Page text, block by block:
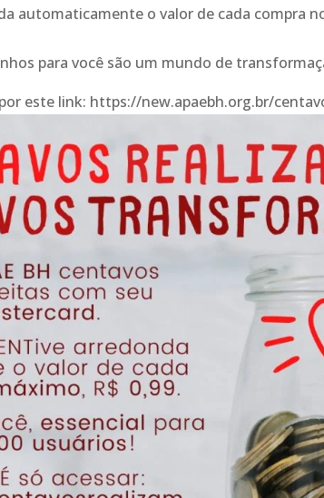
automaticamente o valor de cada compra
para você são um mundo de
este link: https://new.apaebh.org.br/